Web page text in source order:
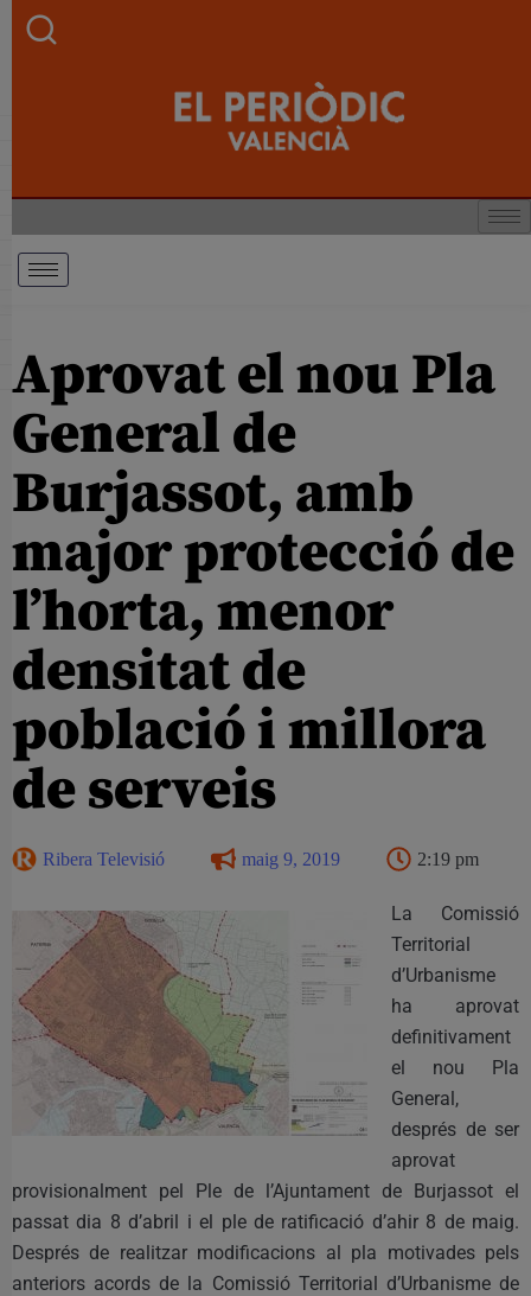
Aprovat el nou Pla
General de
Burjassot, amb
major protecció de
l’horta, menor
densitat de
població i millora
de serveis
Ribera Televisió maig 9, 2019 2:19 pm
La Comissió
Territorial
d’Urbanisme
ha aprovat
definitivament
el nou Pla
General,
després de ser
aprovat
provisionalment pel Ple de l’Ajuntament de Burjassot el
passat dia 8 d’abril i el ple de ratificació d’ahir 8 de maig.
Després de realitzar modificacions al pla motivades pels
anteriors acords de la Comissió Territorial d’Urbanisme de